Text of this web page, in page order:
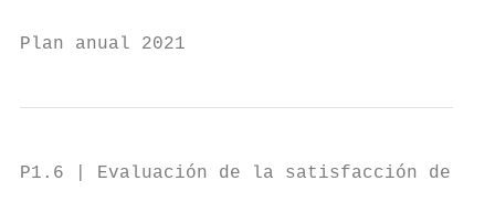
Plan anual 2021
P1.6 | Evaluación de la satisfacción de la